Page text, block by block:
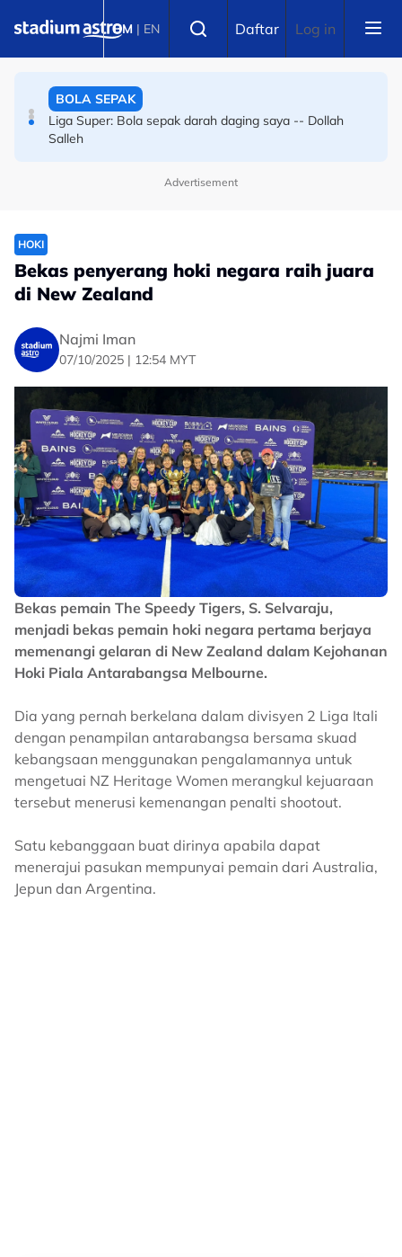
BM | EN Daftar Log in
Bola sepak Korea Selatan goncang lagi, hiburan seks
BOLA SEPAK
Liga Super: Bola sepak darah daging saya -- Dollah
Salleh
Advertisement
HOKI
Bekas penyerang hoki negara raih juara
di New Zealand
Najmi Iman
07/10/2025 | 12:54 MYT
Bekas pemain The Speedy Tigers, S. Selvaraju,
menjadi bekas pemain hoki negara pertama berjaya
memenangi gelaran di New Zealand dalam Kejohanan
Hoki Piala Antarabangsa Melbourne.
Dia yang pernah berkelana dalam divisyen 2 Liga Itali
dengan penampilan antarabangsa bersama skuad
kebangsaan menggunakan pengalamannya untuk
mengetuai NZ Heritage Women merangkul kejuaraan
tersebut menerusi kemenangan penalti shootout.
Satu kebanggaan buat dirinya apabila dapat
menerajui pasukan mempunyai pemain dari Australia,
Jepun dan Argentina.